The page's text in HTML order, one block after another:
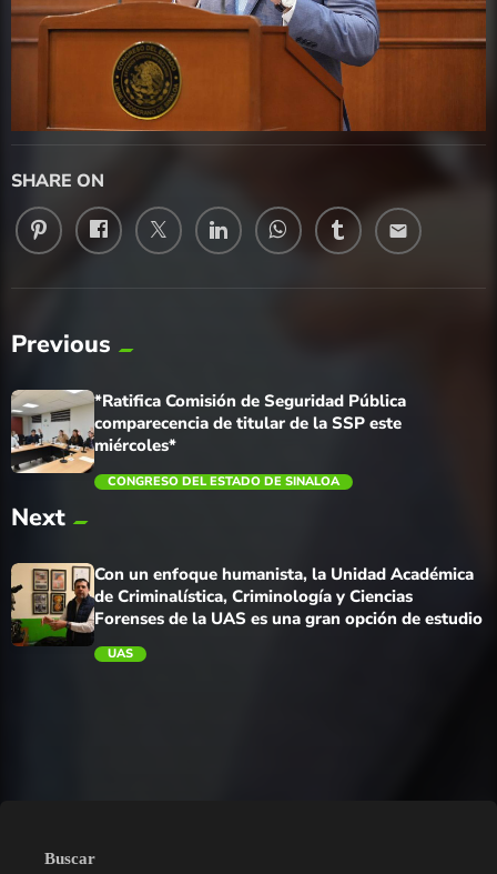
SHARE ON
email
Previous
*Ratifica Comisión de Seguridad Pública
comparecencia de titular de la SSP este
miércoles*
CONGRESO DEL ESTADO DE SINALOA
Next
Con un enfoque humanista, la Unidad Académica
de Criminalística, Criminología y Ciencias
Forenses de la UAS es una gran opción de estudio
UAS
Buscar